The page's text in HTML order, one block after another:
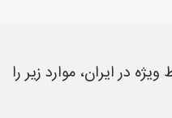
در ایران، موارد زیر را